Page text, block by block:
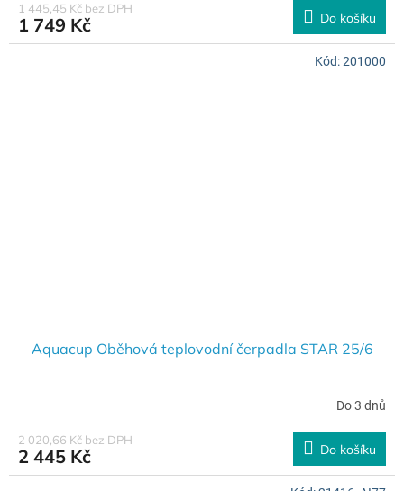
1 445,45 Kč bez DPH
1 749 Kč Do košíku
Aquacup Oběhová teplovodní čerpadla STAR 25/6
Do 3 dnů
2 020,66 Kč bez DPH
2 445 Kč Do košíku
Kód:201000